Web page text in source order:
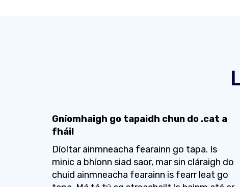
Gníomhaigh go tapaidh chun do .cat a
fháil
Díoltar ainmneacha fearainn go tapa. Is
minic a bhíonn siad saor, mar sin cláraigh do
chuid ainmneacha fearainn is fearr leat go